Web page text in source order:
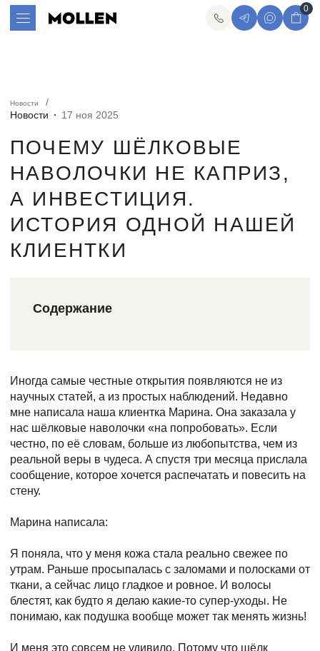
0
Новости
Новости 17 ноя 2025
ПОЧЕМУ ШЁЛКОВЫЕ
НАВОЛОЧКИ НЕ КАПРИЗ,
А ИНВЕСТИЦИЯ.
ИСТОРИЯ ОДНОЙ НАШЕЙ
КЛИЕНТКИ
Содержание
Иногда самые честные открытия появляются не из
научных статей, а из простых наблюдений. Недавно
мне написала наша клиентка Марина. Она заказала у
нас шёлковые наволочки «на попробовать». Если
честно, по её словам, больше из любопытства, чем из
реальной веры в чудеса. А спустя три месяца прислала
сообщение, которое хочется распечатать и повесить на
стену.
Марина написала:
Я поняла, что у меня кожа стала реально свежее по
утрам. Раньше просыпалась с заломами и полосками от
ткани, а сейчас лицо гладкое и ровное. И волосы
блестят, как будто я делаю какие-то супер-уходы. Не
понимаю, как подушка вообще может так менять жизнь!
И меня это совсем не удивило. Потому что шёлк